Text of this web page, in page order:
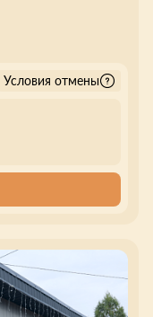
Условия отмены